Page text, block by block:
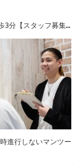
3分【スタッフ募集
進行しないマンツー